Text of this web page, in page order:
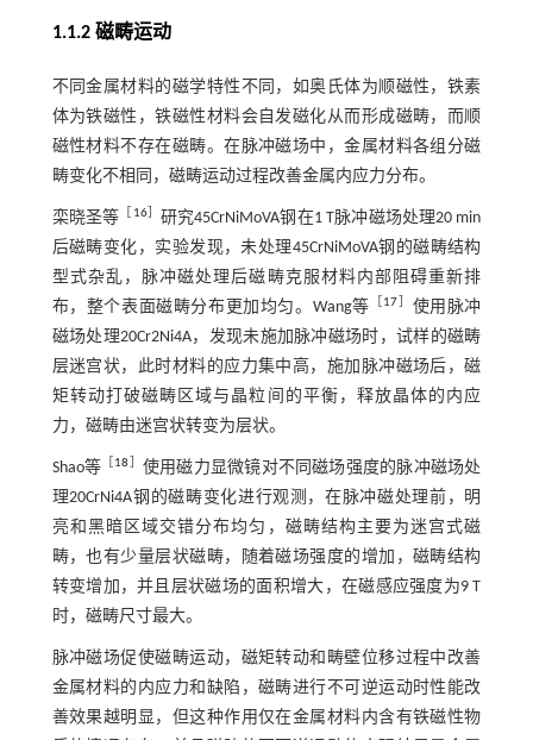
1.1.2 磁畴运动
不同金属材料的磁学特性不同，如奥氏体为顺磁性，铁素
体为铁磁性，铁磁性材料会自发磁化从而形成磁畴，而顺
磁性材料不存在磁畴。在脉冲磁场中，金属材料各组分磁
畴变化不相同，磁畴运动过程改善金属内应力分布。
栾晓圣等 16］ 研究45CrNiMoVA钢在1 T脉冲磁场处理20 min
后磁畴变化，实验发现，未处理45CrNiMoVA钢的磁畴结构
型式杂乱，脉冲磁处理后磁畴克服材料内部阻碍重新排
布，整个表面磁畴分布更加均匀。Wang等
17
使用脉冲
磁场处理20Cr2Ni4A，发现未施加脉冲磁场时，试样的磁畴
层迷宫状，此时材料的应力集中高，施加脉冲磁场后，磁
矩转动打破磁畴区域与晶粒间的平衡，释放晶体的内应
力，磁畴由迷宫状转变为层状。
Shao等 18
使用磁力显微镜对不同磁场强度的脉冲磁场处
理20CrNi4A钢的磁畴变化进行观测，在脉冲磁处理前，明
亮和黑暗区域交错分布均匀，磁畴结构主要为迷宫式磁
畴，也有少量层状磁畴，随着磁场强度的增加，磁畴结构
转变增加，并且层状磁场的面积增大，在磁感应强度为9 T
时，磁畴尺寸最大。
脉冲磁场促使磁畴运动，磁矩转动和畴壁位移过程中改善
金属材料的内应力和缺陷，磁畴进行不可逆运动时性能改
善效果越明显，但这种作用仅在金属材料内含有铁磁性物